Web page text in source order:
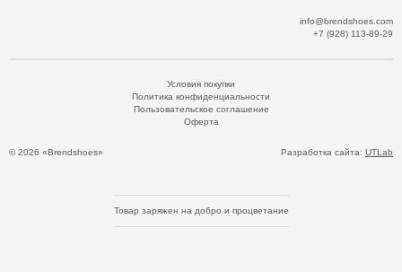
info@brendshoes.com
+7 (928) 113-89-29
© 2026 «Brendshoes»
Условия покупки
Политика конфиденциальности
Пользовательское соглашение
Оферта
Разработка сайта: UTLab
Товар заряжен на добро и процветание